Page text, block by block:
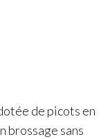
de picots en
brossage sans